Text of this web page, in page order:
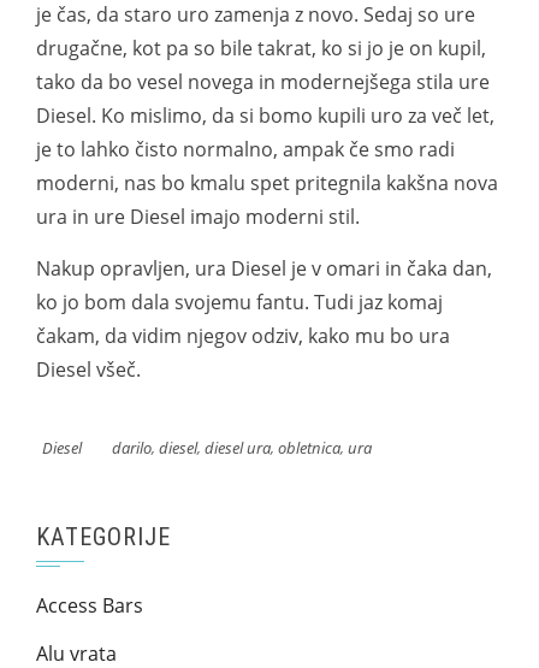
je čas, da staro uro zamenja z novo. Sedaj so ure
drugačne, kot pa so bile takrat, ko si jo je on kupil,
tako da bo vesel novega in modernejšega stila ure
Diesel. Ko mislimo, da si bomo kupili uro za več let,
je to lahko čisto normalno, ampak če smo radi
moderni, nas bo kmalu spet pritegnila kakšna nova
ura in ure Diesel imajo moderni stil.
Nakup opravljen, ura Diesel je v omari in čaka dan,
ko jo bom dala svojemu fantu. Tudi jaz komaj
čakam, da vidim njegov odziv, kako mu bo ura
Diesel všeč.
Diesel darilo, diesel, diesel ura, obletnica, ura
KATEGORIJE
Access Bars
Alu vrata